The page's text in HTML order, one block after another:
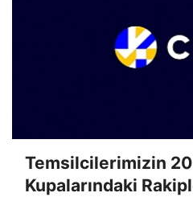
Temsilcilerimizin
Kupalarındaki